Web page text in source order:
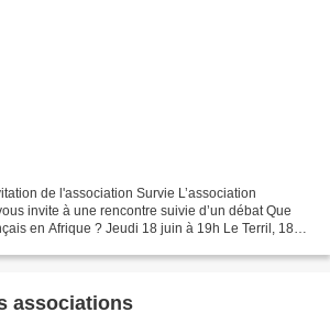
de l'association Survie L’association
invite à une rencontre suivie d’un débat Que
en Afrique ? Jeudi 18 juin à 19h Le Terril, 18
associations